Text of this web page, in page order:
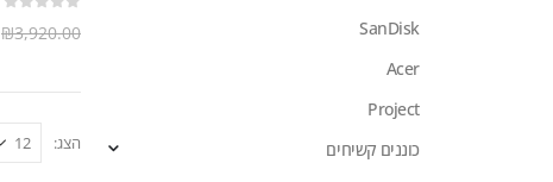
₪3,920.00
הצג:
SanDisk
Acer
Project
כוננים קשיחים